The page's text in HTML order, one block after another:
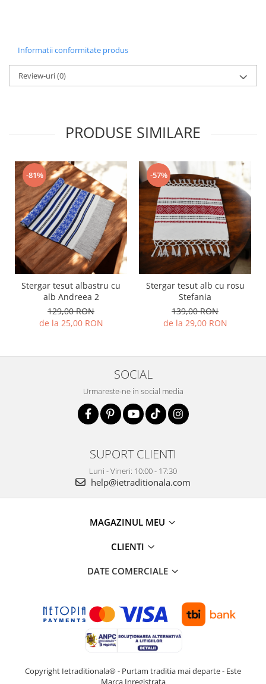
Informatii conformitate produs
Review-uri(0)
PRODUSE SIMILARE
-81%
Stergar tesut albastru cu
alb Andreea 2
129,00 RON
de la 25,00 RON
-57%
Stergar tesut alb cu rosu
Stefania
139,00 RON
de la 29,00 RON
SOCIAL
Urmareste-ne in social media
SUPORT CLIENTI
Luni - Vineri: 10:00 - 17:30
help@ietraditionala.com
MAGAZINUL MEU
CLIENTI
DATE COMERCIALE
Copyright Ietraditionala® - Purtam traditia mai departe - Este
Marca Inregistrata